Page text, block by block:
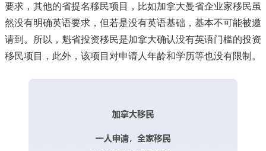
要求，其他的省提名移民项目，比如加拿大曼省企业家移民虽
然没有明确英语要求，但若是没有英语基础，基本不可能被邀
请到。所以，魁省投资移民是加拿大确认没有英语门槛的投资
移民项目，此外，该项目对申请人年龄和学历等也没有限制。